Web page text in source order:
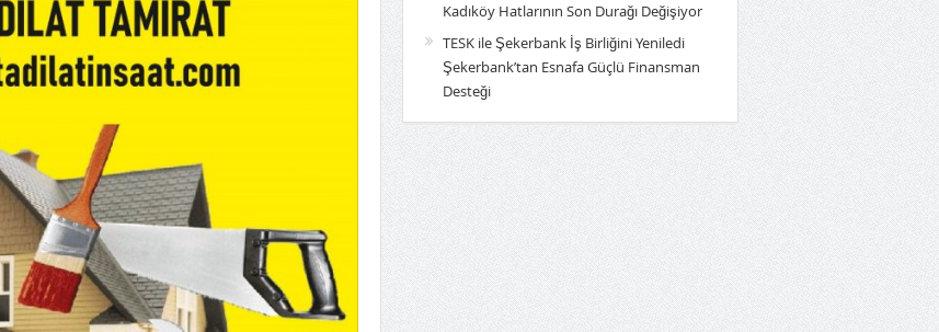
Kadıköy Hatlarının Son Durağı Değişiyor
TESK ile Şekerbank İş Birliğini Yeniledi
Şekerbank’tan Esnafa Güçlü Finansman
Desteği